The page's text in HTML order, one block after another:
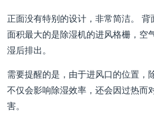
正面没有特别的设计，非常简洁。 背
面积最大的是除湿机的进风格栅，空
湿后排出。
需要提醒的是，由于进风口的位置，
不仅会影响除湿效率，还会因过热而
害。